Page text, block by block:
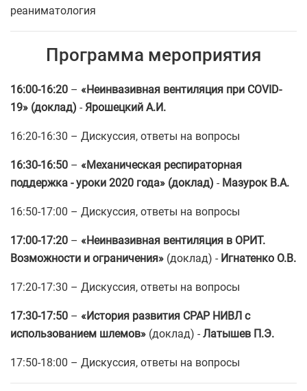
реаниматология
Программа мероприятия
16:00-16:20 – «Неинвазивная вентиляция при COVID-
19» (доклад) - Ярошецкий А.И.
16:20-16:30 – Дискуссия, ответы на вопросы
16:30-16:50 – «Механическая респираторная
поддержка - уроки 2020 года» (доклад) - Мазурок В.А.
16:50-17:00 – Дискуссия, ответы на вопросы
17:00-17:20 – «Неинвазивная вентиляция в ОРИТ.
Возможности и ограничения» (доклад) - Игнатенко О.В.
17:20-17:30 – Дискуссия, ответы на вопросы
17:30-17:50 – «История развития СРАР НИВЛ с
использованием шлемов» (доклад) - Латышев П.Э.
17:50-18:00 – Дискуссия, ответы на вопросы